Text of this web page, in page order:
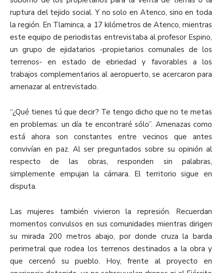
ruptura del tejido social. Y no solo en Atenco, sino en toda
la región. En Tlaminca, a 17 kilómetros de Atenco, mientras
este equipo de periodistas entrevistaba al profesor Espino,
un grupo de ejidatarios -propietarios comunales de los
terrenos- en estado de ebriedad y favorables a los
trabajos complementarios al aeropuerto, se acercaron para
amenazar al entrevistado.
“¿Qué tienes tú que decir? Te tengo dicho que no te metas
en problemas: un día te encontraré sólo”. Amenazas como
está ahora son constantes entre vecinos que antes
convivían en paz. Al ser preguntados sobre su opinión al
respecto de las obras, responden sin palabras,
simplemente empujan la cámara. El territorio sigue en
disputa.
Las mujeres también vivieron la represión. Recuerdan
momentos convulsos en sus comunidades mientras dirigen
su mirada 200 metros abajo, por donde cruza la barda
perimetral que rodea los terrenos destinados a la obra y
que cercenó su pueblo. Hoy, frente al proyecto en